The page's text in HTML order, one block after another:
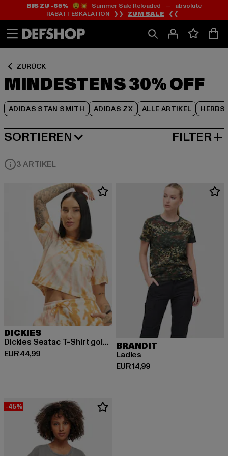
Zum
Inhalt
springen
Zum
Fußzeile
springen
BIS ZU -65%😲💥 Summer Sale Reloaded — absolute
RABATTESKALATION ❯❯ ZUM SALE ❮❮
ZURÜCK
MINDESTENS 30% OFF
ADIDAS STAN SMITH ADIDAS ZX ALLE ARTIKEL
Zum
Produktraster
springen
SORTIEREN
BELIEBTESTE FILTER
3 ARTIKEL
DICKIES
Dickies Seatac T-Shirt golden
EUR 44,99
Derzeitiger Preis: EUR 44,99
BRANDIT
Ladies
EUR 14,99
Derzeitiger Preis: EUR 14,99
-45%